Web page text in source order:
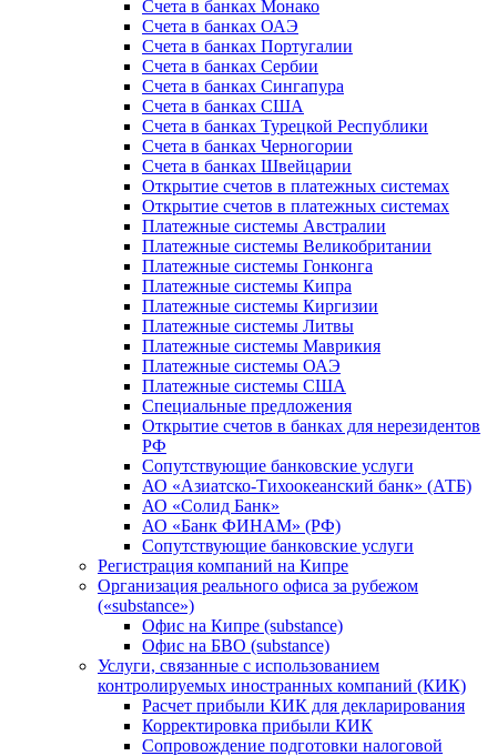
Счета в банках Монако
Счета в банках ОАЭ
Счета в банках Португалии
Счета в банках Сербии
Счета в банках Сингапура
Счета в банках США
Счета в банках Турецкой Республики
Счета в банках Черногории
Счета в банках Швейцарии
Открытие счетов в платежных системах
Открытие счетов в платежных системах
Платежные системы Австралии
Платежные системы Великобритании
Платежные системы Гонконга
Платежные системы Кипра
Платежные системы Киргизии
Платежные системы Литвы
Платежные системы Маврикия
Платежные системы ОАЭ
Платежные системы США
Специальные предложения
Открытие счетов в банках для нерезидентов
РФ
Сопутствующие банковские услуги
АО «Азиатско-Тихоокеанский банк» (АТБ)
АО «Солид Банк»
АО «Банк ФИНАМ» (РФ)
Сопутствующие банковские услуги
Регистрация компаний на Кипре
Организация реального офиса за рубежом
(«substance»)
Офис на Кипре (substance)
Офис на БВО (substance)
Услуги, связанные с использованием
контролируемых иностранных компаний (КИК)
Расчет прибыли КИК для декларирования
Корректировка прибыли КИК
Сопровождение подготовки налоговой